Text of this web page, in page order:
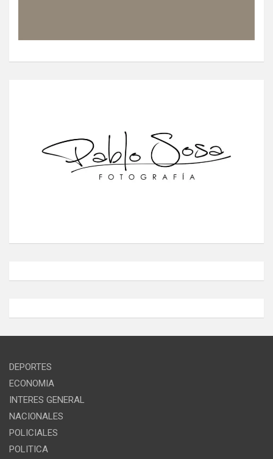
DEPORTES
ECONOMIA
INTERES GENERAL
NACIONALES
POLICIALES
POLITICA